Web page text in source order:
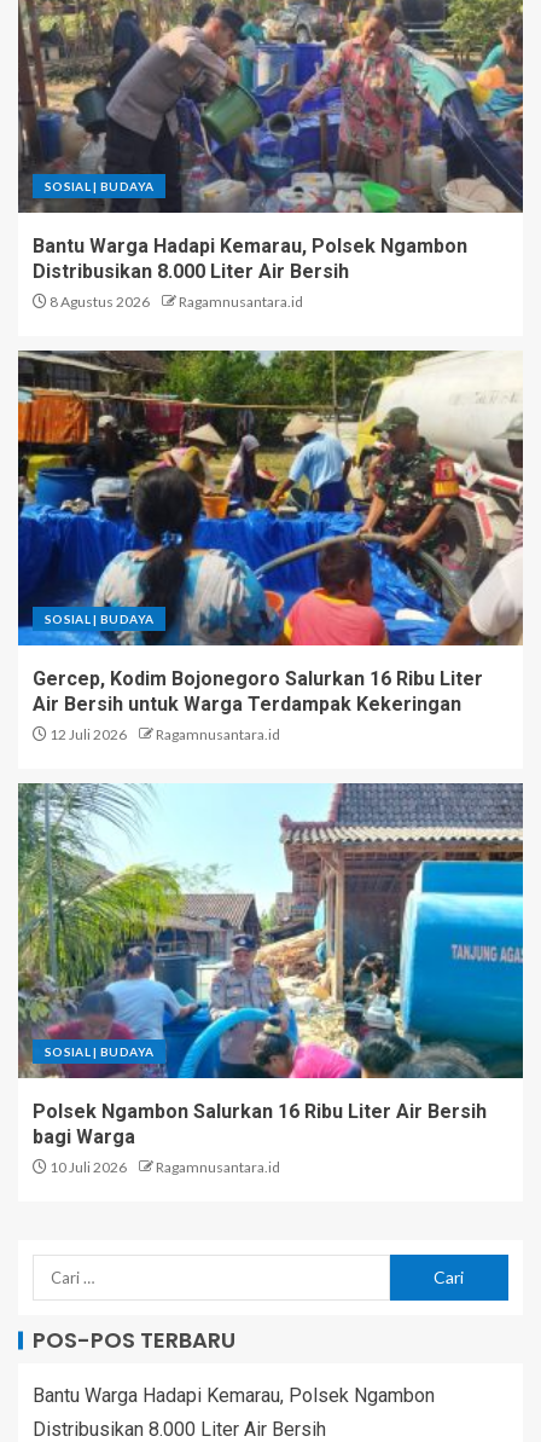
SOSIAL | BUDAYA
Bantu Warga Hadapi Kemarau, Polsek Ngambon
Distribusikan 8.000 Liter Air Bersih
8 Agustus 2026 Ragamnusantara.id
SOSIAL | BUDAYA
Gercep, Kodim Bojonegoro Salurkan 16 Ribu Liter
Air Bersih untuk Warga Terdampak Kekeringan
12 Juli 2026 Ragamnusantara.id
SOSIAL | BUDAYA
Polsek Ngambon Salurkan 16 Ribu Liter Air Bersih
bagi Warga
10 Juli 2026 Ragamnusantara.id
POS-POS TERBARU
Bantu Warga Hadapi Kemarau, Polsek Ngambon
Distribusikan 8.000 Liter Air Bersih